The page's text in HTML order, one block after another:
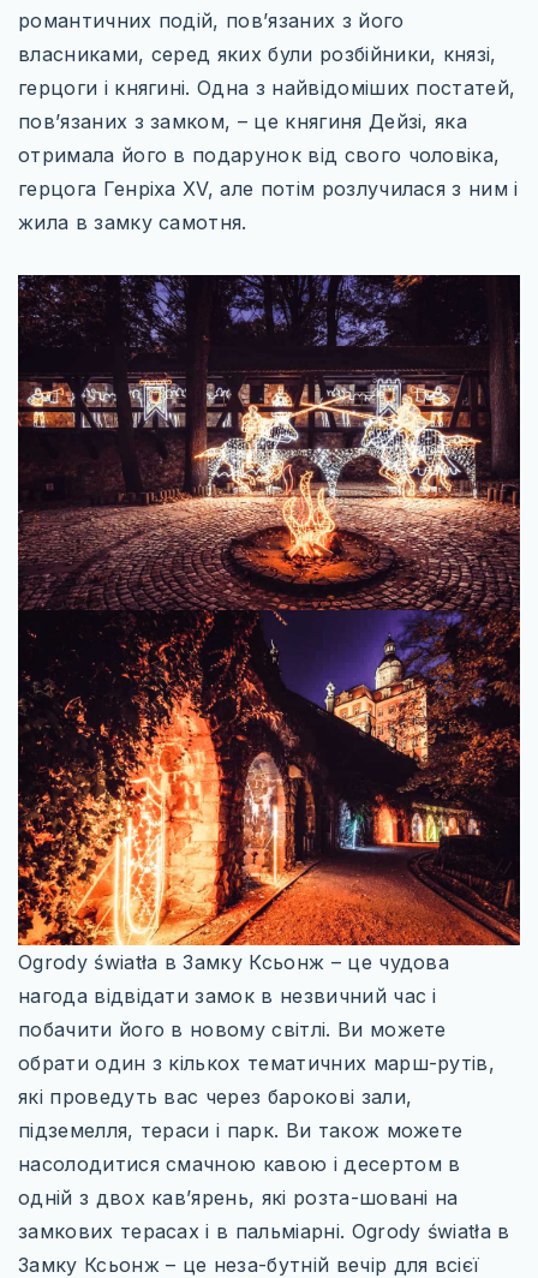
КАМБОДЖА
КІПР
ОБ’ЄДНАНІ АРАБСЬКІ ЕМІРАТИ
ПІВНІЧНА АМЕРИКА
МЕКСИКА
США
КАНАДА
ПІВДЕННА АМЕРИКА
БРАЗИЛІЯ
WILD AMERICA: 63 ПАРКИ СВОБОДИ
ЄВРОПЕЙСЬКІ ТЕРМАЛЬНІ СНИ
ВІДКРИЙ ПОЛЬЩУ ПО-НОВОМУ
КНИГА ЯК КАРТА
МІСТА, ЩО ЗАСНУЛИ, АЛЕ НЕ ЗНИКЛИ
НЕЗВІДАНА УКРАЇНА
РІЗДВЯНІ ЧАРИ ЄВРОПИ
ТРАНСПОРТ
ПРОЖИВАННЯ
СОФТ ДЛЯ ТУРИСТА
романтичних подій, пов’язаних з його
власниками, серед яких були розбійники, князі,
герцоги і княгині. Одна з найвідоміших постатей,
пов’язаних з замком, – це княгиня Дейзі, яка
отримала його в подарунок від свого чоловіка,
герцога Генріха XV, але потім розлучилася з ним і
жила в замку самотня.
Ogrody światła в Замку Ксьонж – це чудова
нагода відвідати замок в незвичний час і
побачити його в новому світлі. Ви можете
обрати один з кількох тематичних марш-рутів,
які проведуть вас через барокові зали,
підземелля, тераси і парк. Ви також можете
насолодитися смачною кавою і десертом в
одній з двох кав’ярень, які розта-шовані на
замкових терасах і в пальміарні. Ogrody światła в
Замку Ксьонж – це неза-бутній вечір для всієї